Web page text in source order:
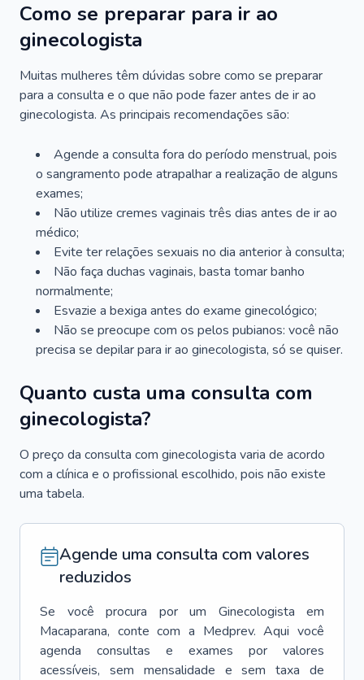
Como se preparar para ir ao
ginecologista
Muitas mulheres têm dúvidas sobre como se preparar
para a consulta e o que não pode fazer antes de ir ao
ginecologista. As principais recomendações são:
Agende a consulta fora do período menstrual, pois
o sangramento pode atrapalhar a realização de alguns
exames;
Não utilize cremes vaginais três dias antes de ir ao
médico;
Evite ter relações sexuais no dia anterior à consulta;
Não faça duchas vaginais, basta tomar banho
normalmente;
Esvazie a bexiga antes do exame ginecológico;
Não se preocupe com os pelos pubianos: você não
precisa se depilar para ir ao ginecologista, só se quiser.
Quanto custa uma consulta com
ginecologista?
O preço da consulta com ginecologista varia de acordo
com a clínica e o profissional escolhido, pois não existe
uma tabela.
Agende uma consulta com valores
reduzidos
Se você procura por um Ginecologista
em
Macaparana, conte com a Medprev. Aqui você
agenda consultas e exames por valores
acessíveis, sem mensalidade e sem taxa de